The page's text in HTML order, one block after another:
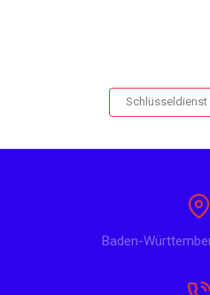
Schlüsseldienst
Baden-